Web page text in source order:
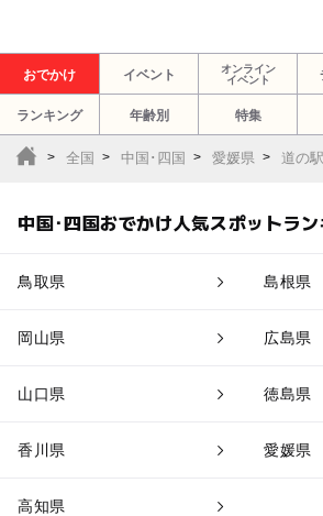
おでかけ イベント
オンライン
イベント
ランキング 年齢別 特集
全国 中国･四国 愛媛県 道の
中国･四国おでかけ人気スポットラ
鳥取県 島根県
岡山県 広島県
山口県 徳島県
香川県 愛媛県
高知県